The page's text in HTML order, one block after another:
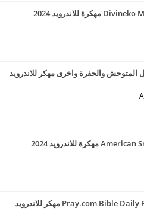
والحفرة واخرى مهكر للاندرويد
تحميل تطبيق Pray.com Bible Daily Prayer مهكر للاندرويد